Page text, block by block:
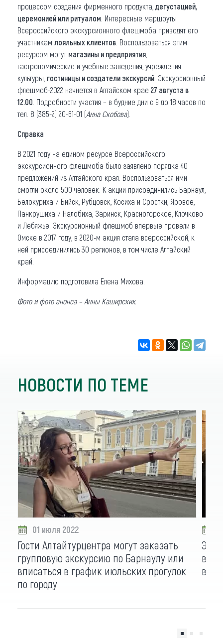
процессом создания фирменного продукта, дегустацией,
церемонией или ритуалом . Интересные маршруты
Всероссийского экскурсионного флешмоба приводят его
участникам лояльных клиентов . Воспользоваться этим
ресурсом могут магазины и предприятия
гастрономические и учебные заведения, учреждения
культуры, гостиницы и создатели экскурсий . Экскурсионный
флешмоб-2022 начнется в Алтайском крае 27 августа в
12.00 . Подробности участия – в будние дни с 9 до 18 часов по
тел. 8 (385-2) 20-61-01 (Анна Скобова).
Справка
В 2021 году на едином ресурсе Всероссийского
экскурсионного флешмоба было заявлено порядка 40
предложений из Алтайского края. Воспользоваться ими
смогли около 500 человек. К акции присоединились Барнаул,
Белокуриха и Бийск, Рубцовск, Косиха и Сростки, Яровое,
Панкрушиха и Налобиха, Заринск, Красногорское, Клочково
и Лебяжье. Экскурсионный флешмоб впервые провели в
Омске в 2017 году, в 2020-м акция стала всероссийской, к
ней присоединились 30 регионов, в том числе Алтайский
край.
Информацию подготовила Елена Михова.
Фото и фото анонса – Анны Каширских.
НОВОСТИ ПО ТЕМЕ
01 июля 2022
Гости Алтайтурцентра могут заказать
групповую экскурсию по Барнаулу или
вписаться в график июльских прогулок
по городу